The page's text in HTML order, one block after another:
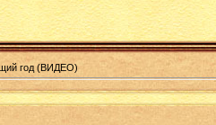
год (ВИДЕО)